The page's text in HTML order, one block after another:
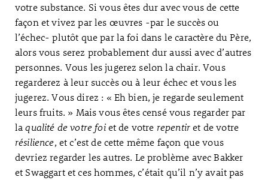
votre substance. Si vous êtes dur avec vous de cette
façon et vivez par les œuvres -par le succès ou
l’échec- plutôt que par la foi dans le caractère du Père,
alors vous serez probablement dur aussi avec d’autres
personnes. Vous les jugerez selon la chair. Vous
regarderez à leur succès ou à leur échec et vous les
jugerez. Vous direz : « Eh bien, je regarde seulement
leurs fruits. » Mais vous êtes censé vous regarder par
laqualité de votre foiet de votre repentiret de votre
résilience, et c’est de cette même façon que vous
devriez regarder les autres. Le problème avec Bakker
et Swaggart et ces hommes, c’était qu’il n’y avait pas